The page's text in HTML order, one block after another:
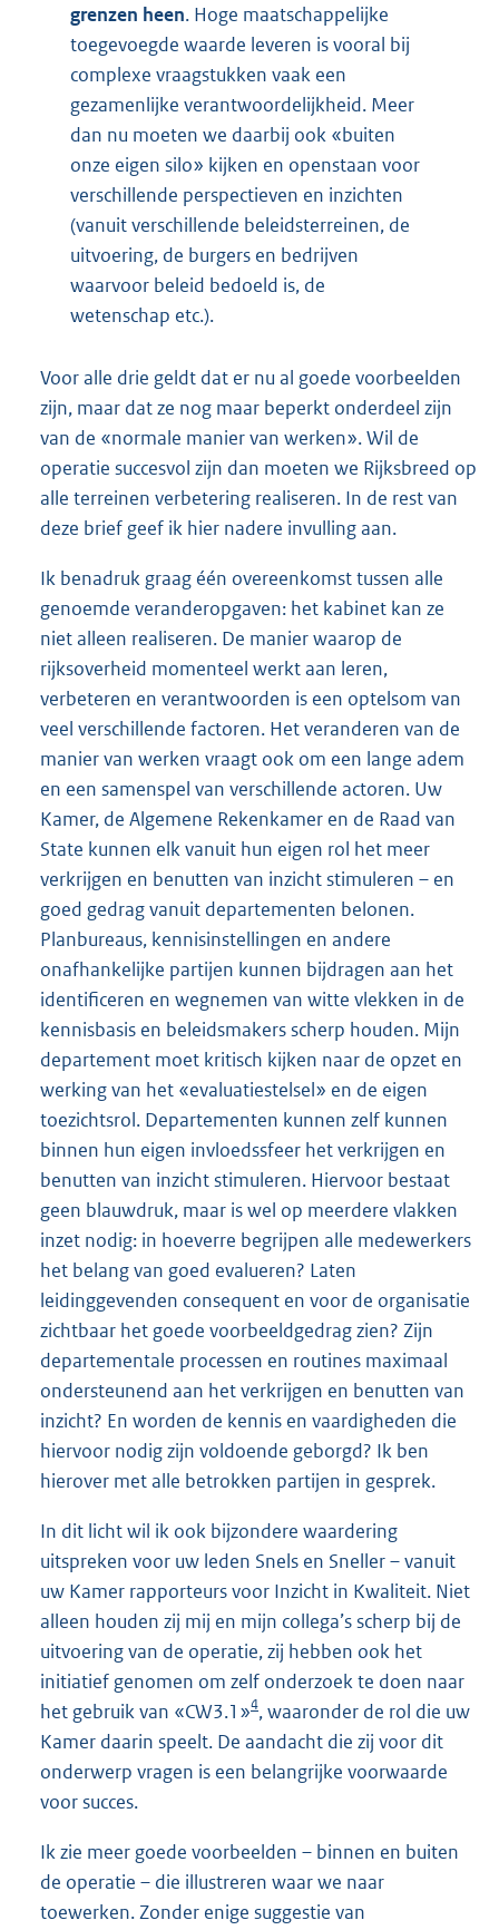
grenzen heen. Hoge maatschappelijke
toegevoegde waarde leveren is vooral bij
complexe vraagstukken vaak een
gezamenlijke verantwoordelijkheid. Meer
dan nu moeten we daarbij ook «buiten
onze eigen silo» kijken en openstaan voor
verschillende perspectieven en inzichten
(vanuit verschillende beleidsterreinen, de
uitvoering, de burgers en bedrijven
waarvoor beleid bedoeld is, de
wetenschap etc.).
Voor alle drie geldt dat er nu al goede voorbeelden
zijn, maar dat ze nog maar beperkt onderdeel zijn
van de «normale manier van werken». Wil de
operatie succesvol zijn dan moeten we Rijksbreed op
alle terreinen verbetering realiseren. In de rest van
deze brief geef ik hier nadere invulling aan.
Ik benadruk graag één overeenkomst tussen alle
genoemde veranderopgaven: het kabinet kan ze
niet alleen realiseren. De manier waarop de
rijksoverheid momenteel werkt aan leren,
verbeteren en verantwoorden is een optelsom van
veel verschillende factoren. Het veranderen van de
manier van werken vraagt ook om een lange adem
en een samenspel van verschillende actoren. Uw
Kamer, de Algemene Rekenkamer en de Raad van
State kunnen elk vanuit hun eigen rol het meer
verkrijgen en benutten van inzicht stimuleren – en
goed gedrag vanuit departementen belonen.
Planbureaus, kennisinstellingen en andere
onafhankelijke partijen kunnen bijdragen aan het
identificeren en wegnemen van witte vlekken in de
kennisbasis en beleidsmakers scherp houden. Mijn
departement moet kritisch kijken naar de opzet en
werking van het «evaluatiestelsel» en de eigen
toezichtsrol. Departementen kunnen zelf kunnen
binnen hun eigen invloedssfeer het verkrijgen en
benutten van inzicht stimuleren. Hiervoor bestaat
geen blauwdruk, maar is wel op meerdere vlakken
inzet nodig: in hoeverre begrijpen alle medewerkers
het belang van goed evalueren? Laten
leidinggevenden consequent en voor de organisatie
zichtbaar het goede voorbeeldgedrag zien? Zijn
departementale processen en routines maximaal
ondersteunend aan het verkrijgen en benutten van
inzicht? En worden de kennis en vaardigheden die
hiervoor nodig zijn voldoende geborgd? Ik ben
hierover met alle betrokken partijen in gesprek.
In dit licht wil ik ook bijzondere waardering
uitspreken voor uw leden Snels en Sneller – vanuit
uw Kamer rapporteurs voor Inzicht in Kwaliteit. Niet
alleen houden zij mij en mijn collega’s scherp bij de
uitvoering van de operatie, zij hebben ook het
initiatief genomen om zelf onderzoek te doen naar
het gebruik van «CW3.1»4, waaronder de rol die uw
Kamer daarin speelt. De aandacht die zij voor dit
onderwerp vragen is een belangrijke voorwaarde
voor succes.
Ik zie meer goede voorbeelden – binnen en buiten
de operatie – die illustreren waar we naar
toewerken. Zonder enige suggestie van